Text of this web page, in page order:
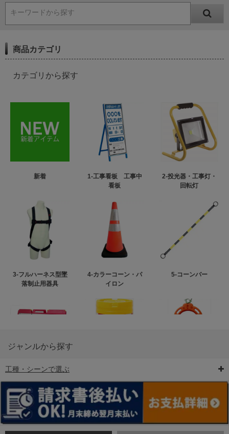
キーワードから探す
商品カテゴリ
カテゴリから探す
新着
1-工事看板 工事中
看板
2-投光器・工事灯・
回転灯
3-フルハーネス型墜
落制止用器具
4-カラーコーン・パ
イロン
5-コーンバー
6-矢印板/LED矢印板
ンス
ジャンルから探す
工種・シーンで選ぶ